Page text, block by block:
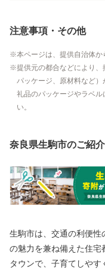
注意事項・その他
本ページは、提供自治体か
提供元の都合などにより、
パッケージ、原材料など
礼品のパッケージやラベ
い。
奈良県生駒市のご紹介
生駒市は、交通の利便性
の魅力を兼ね備えた住宅
タウンで、子育てしやす